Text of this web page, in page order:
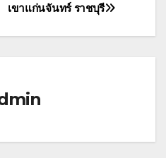
เขาแก่นจันทร์ ราชบุรี